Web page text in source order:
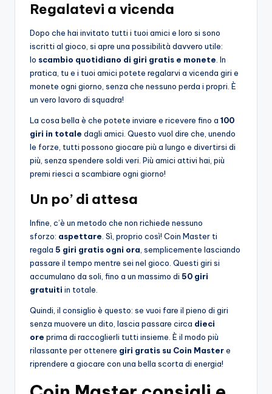
Regalatevi a vicenda
Dopo che hai invitato tutti i tuoi amici e loro si sono
iscritti al gioco, si apre una possibilità davvero utile:
lo scambio quotidiano di giri gratis e monete . In
pratica, tu e i tuoi amici potete regalarvi a vicenda giri e
monete ogni giorno, senza che nessuno perda i propri. È
un vero lavoro di squadra!
La cosa bella è che potete inviare e ricevere fino a 100
giri in totale dagli amici. Questo vuol dire che, unendo
le forze, tutti possono giocare più a lungo e divertirsi di
più, senza spendere soldi veri. Più amici attivi hai, più
premi riesci a scambiare ogni giorno!
Un po’ di attesa
Infine, c’è un metodo che non richiede nessuno
sforzo: aspettare . Sì, proprio così! Coin Master ti
regala 5 giri gratis ogni ora , semplicemente lasciando
passare il tempo mentre sei nel gioco. Questi giri si
accumulano da soli, fino a un massimo di 50 giri
gratuiti in totale.
Quindi, il consiglio è questo: se vuoi fare il pieno di giri
senza muovere un dito, lascia passare circa dieci
ore prima di raccoglierli tutti insieme. È il modo più
rilassante per ottenere giri gratis su Coin Mastere
riprendere a giocare con una bella scorta di energia!